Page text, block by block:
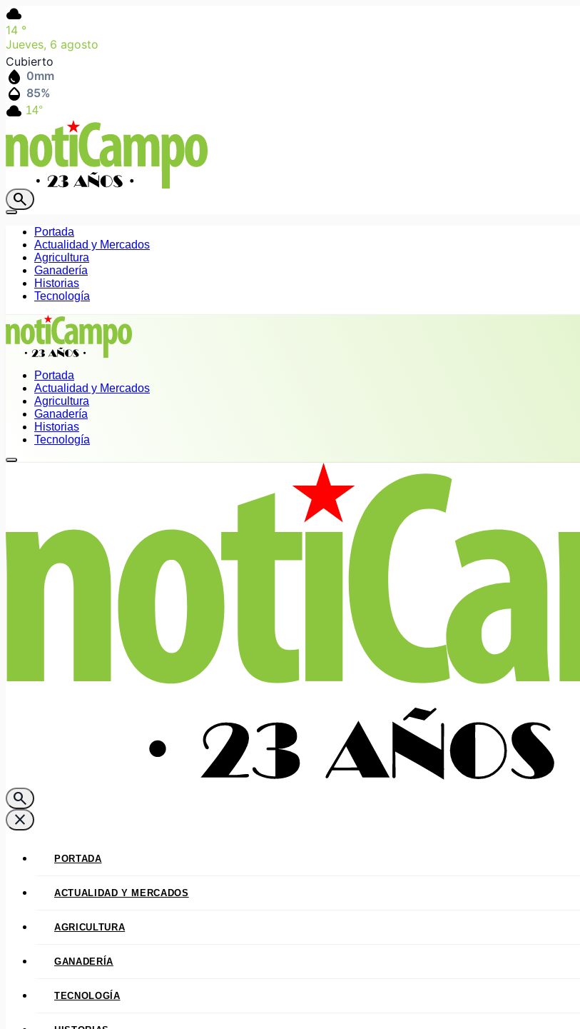
cloud
14 °
Jueves, 6 agosto
Cubierto
water_drop 0mm
humidity_mid 85%
cloud 14°
search
Portada
Actualidad y Mercados
Agricultura
Ganadería
Historias
Tecnología
Portada
Actualidad y Mercados
Agricultura
Ganadería
Historias
Tecnología
search
close
PORTADA
ACTUALIDAD Y MERCADOS
AGRICULTURA
GANADERÍA
TECNOLOGÍA